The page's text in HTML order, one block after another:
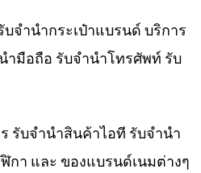
จำนำกระเป๋าแบรนด์ บริการ
ำมือถือ รับจำนำโทรศัพท์ รับ
รับจำนำสินค้าไอที รับจำนำ
กา และ ของแบรนด์เนมต่างๆ